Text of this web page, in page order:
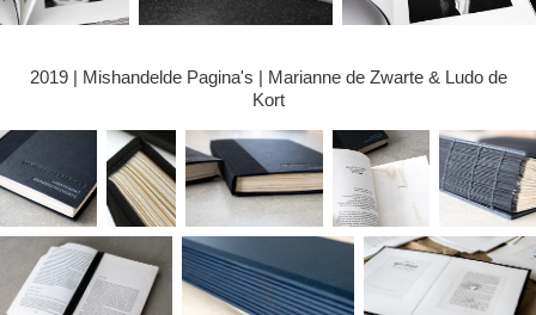
2019 | Mishandelde Pagina's | Marianne de Zwarte & Ludo de
Kort